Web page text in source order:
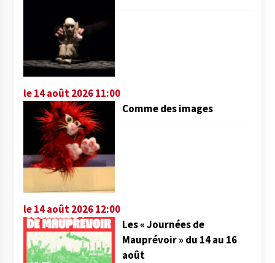
le 14 août 2026 11:00
Comme des images
le 14 août 2026 12:00
Les « Journées de
Mauprévoir » du 14 au 16
août